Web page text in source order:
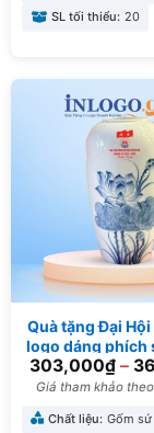
SL tối thiểu: 20
Quà tặng Đại
logo dáng phích
LH-18
303,000₫–
Giá tham khảo
Chất liệu: Gốm sứ